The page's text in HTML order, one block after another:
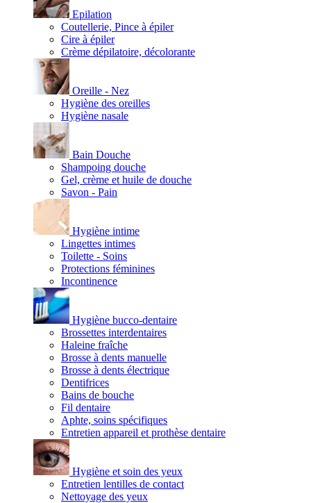
Epilation
Coutellerie, Pince à épiler
Cire à épiler
Crème dépilatoire, décolorante
Oreille - Nez
Hygiène des oreilles
Hygiène nasale
Bain Douche
Shampoing douche
Gel, crème et huile de douche
Savon - Pain
Hygiène intime
Lingettes intimes
Toilette - Soins
Protections féminines
Incontinence
Hygiène bucco-dentaire
Brossettes interdentaires
Haleine fraîche
Brosse à dents manuelle
Brosse à dents électrique
Dentifrices
Bains de bouche
Fil dentaire
Aphte, soins spécifiques
Entretien appareil et prothèse dentaire
Hygiène et soin des yeux
Entretien lentilles de contact
Nettoyage des yeux